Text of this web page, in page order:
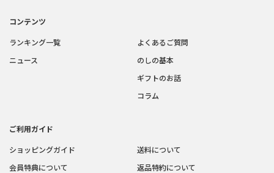
コンテンツ
ランキング一覧
ニュース
よくあるご質問
のしの基本
ギフトのお話
コラム
ご利用ガイド
ショッピングガイド
会員特典について
送料について
返品特約について